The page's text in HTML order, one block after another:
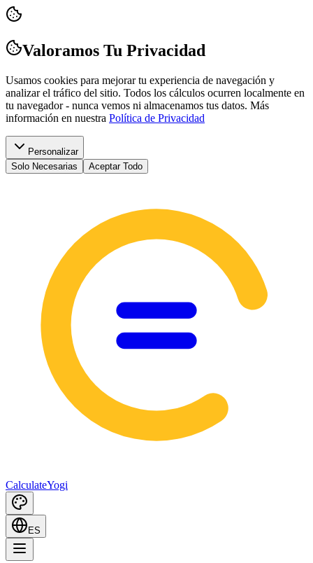
Valoramos Tu Privacidad
Usamos cookies para mejorar tu experiencia de navegación y
analizar el tráfico del sitio. Todos los cálculos ocurren localmente en
tu navegador - nunca vemos ni almacenamos tus datos. Más
información en nuestra Política de Privacidad
Personalizar
Solo Necesarias
Aceptar Todo
CalculateYogi
ES